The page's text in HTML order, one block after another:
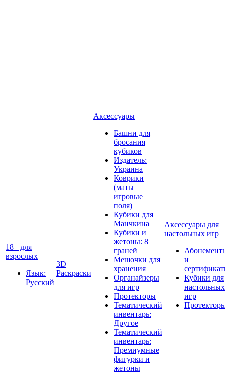
18+ для
взрослых
Язык:
Русский
3D
Раскраски
Аксессуары
Башни для
бросания
кубиков
Издатель:
Украина
Коврики
(маты
игровые
поля)
Кубики для
Манчкина
Кубики и
жетоны: 8
граней
Мешочки для
хранения
Органайзеры
для игр
Протекторы
Тематический
инвентарь:
Другое
Тематический
инвентарь:
Премиумные
фигурки и
жетоны
Аксессуары для
настольных игр
и
Кубики для
настольных
игр